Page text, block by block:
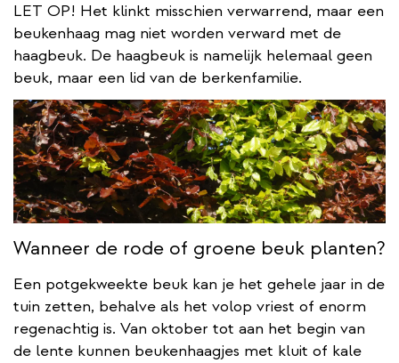
LET OP! Het klinkt misschien verwarrend, maar een
beukenhaag mag niet worden verward met de
haagbeuk. De haagbeuk is namelijk helemaal geen
beuk, maar een lid van de berkenfamilie.
Wanneer de rode of groene beuk planten?
Een potgekweekte beuk kan je het gehele jaar in de
tuin zetten, behalve als het volop vriest of enorm
regenachtig is. Van oktober tot aan het begin van
de lente kunnen beukenhaagjes met kluit of kale